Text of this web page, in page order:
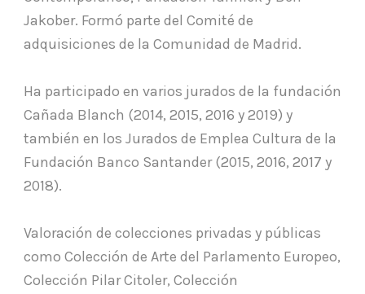
Jakober. Formó parte del Comité de
adquisiciones de la Comunidad de Madrid.
Ha participado en varios jurados de la fundación
Cañada Blanch (2014, 2015, 2016 y 2019) y
también en los Jurados de Emplea Cultura de la
Fundación Banco Santander (2015, 2016, 2017 y
2018).
Valoración de colecciones privadas y públicas
como Colección de Arte del Parlamento Europeo,
Colección Pilar Citoler, Colección